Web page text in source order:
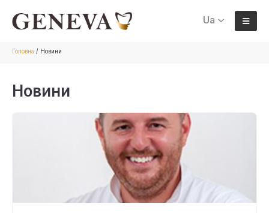
Ua
Головна / Новини
Новини